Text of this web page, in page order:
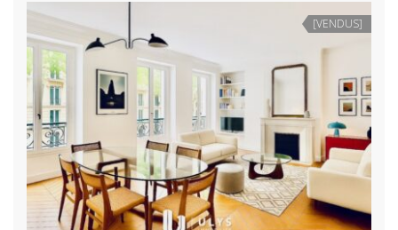
[VENDUS]